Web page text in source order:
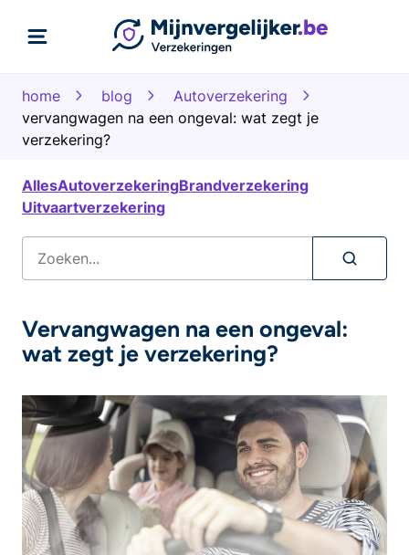
home blog
Autoverzekering
vervangwagen na een ongeval: wat zegt je
verzekering?
AllesAutoverzekeringBrandverzekering
Uitvaartverzekering
Vervangwagen na een ongeval:
wat zegt je verzekering?